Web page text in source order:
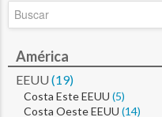
América
EEUU (19)
Costa Este EEUU (5)
Costa Oeste EEUU (14)